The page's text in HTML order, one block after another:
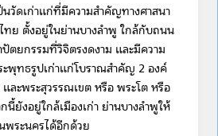
นวัดเก่าแก่ที่มีความสำคัญทางศาสนา
ทย ตั้งอยู่ในย่านบางลำพู ใกล้กับถนน
ตยกรรมที่วิจิตรงดงาม และมีความ
พุทธรูปเก่าแก่โบราณสำคัญ 2 องค์
ะพระสุวรรณเขต หรือ พระโต หรือ
ยังอยู่ใกล้เมืองเก่า ย่านบางลำพูให้
พระนครได้อีกด้วย